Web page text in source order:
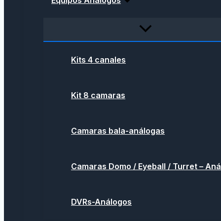
Kits 4 canales
Kit 8 camaras
Camaras bala-análogas
Camaras Domo / Eyeball / Turret –
DVRs-Análogos